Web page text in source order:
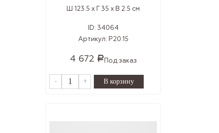
Ш 123.5 x Г 35 x В 2.5 см
ID: 34064
Артикул: Р20.15
4 672 РПод заказ
- +